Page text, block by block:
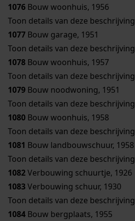
1076 Bouw woonhuis, 1956
Toon details van deze beschrijving
1077 Bouw garage, 1951
Toon details van deze beschrijving
1078 Bouw woonhuis, 1957
Toon details van deze beschrijving
1079 Bouw noodwoning, 1951
Toon details van deze beschrijving
1080 Bouw woonhuis, 1958
Toon details van deze beschrijving
1081 Bouw landbouwschuur, 1958
Toon details van deze beschrijving
1082Verbouwing schuurtje, 1926
1083Verbouwing schuur, 1930
Toon details van deze beschrijving
1084 Bouw bergplaats, 1955